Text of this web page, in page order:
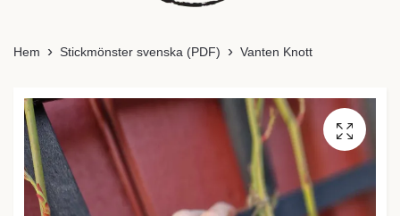
Hem Stickmönster svenska (PDF) Vanten Knott